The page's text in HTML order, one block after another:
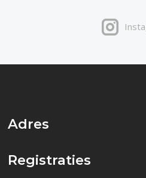
Adres
Registraties